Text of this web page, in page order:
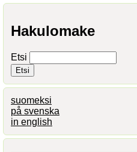
Hakulomake
Etsi
suomeksi
på svenska
in english